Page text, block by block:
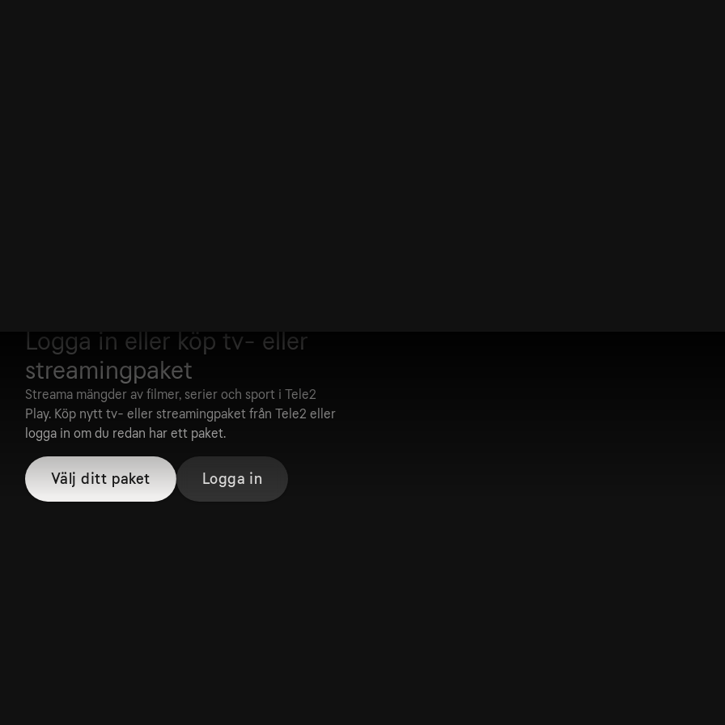
Logga in eller köp tv- eller
streamingpaket
Streama mängder av filmer, serier och sport i Tele2
Play. Köp nytt tv- eller streamingpaket från Tele2 eller
logga in om du redan har ett paket.
Välj ditt paket Logga in